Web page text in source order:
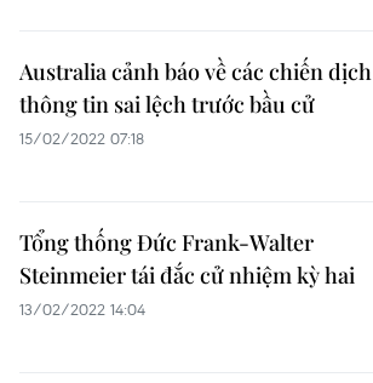
Australia cảnh báo về các chiến dịch
thông tin sai lệch trước bầu cử
15/02/2022 07:18
Tổng thống Đức Frank-Walter
Steinmeier tái đắc cử nhiệm kỳ hai
13/02/2022 14:04